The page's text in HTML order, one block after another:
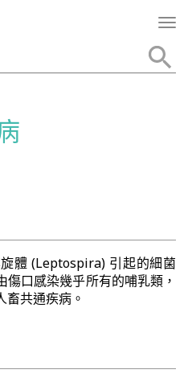
體 (Leptospira) 引起的細菌
口感染幾乎所有的哺乳類，
畜共通疾病。